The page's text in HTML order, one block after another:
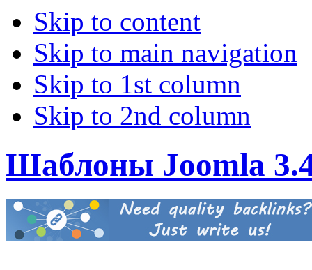
Skip to content
Skip to main navigation
Skip to 1st column
Skip to 2nd column
Шаблоны Joomla